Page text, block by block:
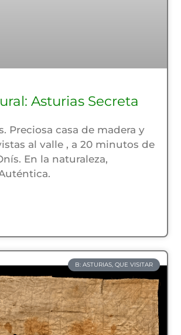
Asturias Secreta
Preciosa casa de madera y
al valle , a 20 minutos de
En la naturaleza,
B: ASTURIAS, QUE VISITAR